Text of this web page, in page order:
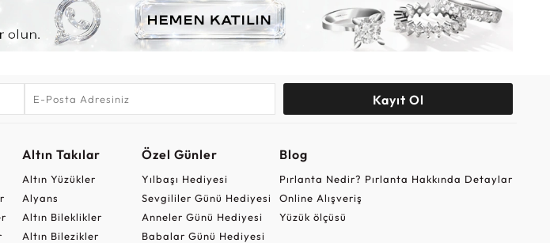
Kayıt Ol
Altın Takılar
Altın Yüzükler
Alyans
Altın Bileklikler
Altın Bilezikler
Özel Günler
Yılbaşı Hediyesi
Sevgililer Günü Hediyesi
Anneler Günü Hediyesi
Babalar Günü Hediyesi
Blog
Pırlanta Nedir? Pırlanta Hakkında Detaylar
Online Alışveriş
Yüzük ölçüsü